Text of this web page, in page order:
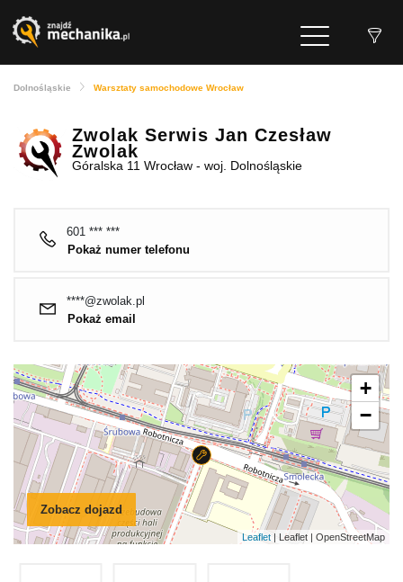
Dolnośląskie Warsztaty samochodowe Wrocław
Zwolak Serwis Jan Czesław
Zwolak
Góralska 11 Wrocław - woj. Dolnośląskie
601 *** ***
Pokaż numer telefonu
****@zwolak.pl
Pokaż email
Zobacz dojazd
+
−
Leaflet | Leaflet | OpenStreetMap